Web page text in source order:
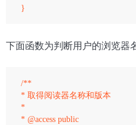
下面函数为判断用户的浏览器
/**
* 取得阅读器名称和版本
*
* @access public